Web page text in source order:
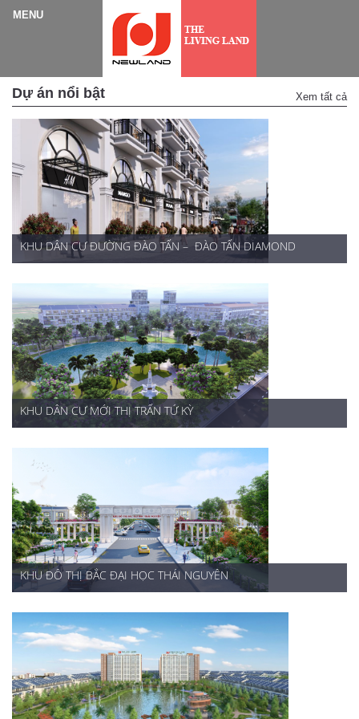
Dự án nổi bật Xem tất cả
KHU DÂN CƯ ĐƯỜNG ĐÀO TẤN –  ĐÀO TẤN DIAMOND
KHU DÂN CƯ MỚI THỊ TRẤN TỨ KỲ
KHU ĐÔ THỊ BẮC ĐẠI HỌC THÁI NGUYÊN